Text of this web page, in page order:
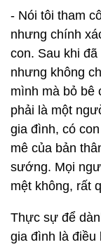
- Nói tôi tham
nhưng chính
con. Sau khi
nhưng không
mình mà bỏ bê
phải là một
gia đình, có
mê của bản
sướng. Mọi
mệt không, rất
Thực sự để
gia đình là điều